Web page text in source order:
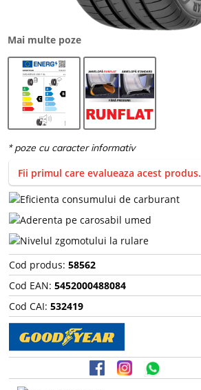
Mai multe poze
Fii primul care evalueaza acest produs.
Cod produs: 58562
Cod EAN: 5452000488084
Cod CAI: 532419